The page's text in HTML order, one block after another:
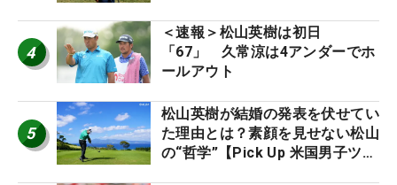
4
＜速報＞松山英樹は初日
「67」 久常涼は4アンダーでホ
ールアウト
5
松山英樹が結婚の発表を伏せてい
た理由とは？素顔を見せない松山
の“哲学”【Pick Up 米国男子ツア